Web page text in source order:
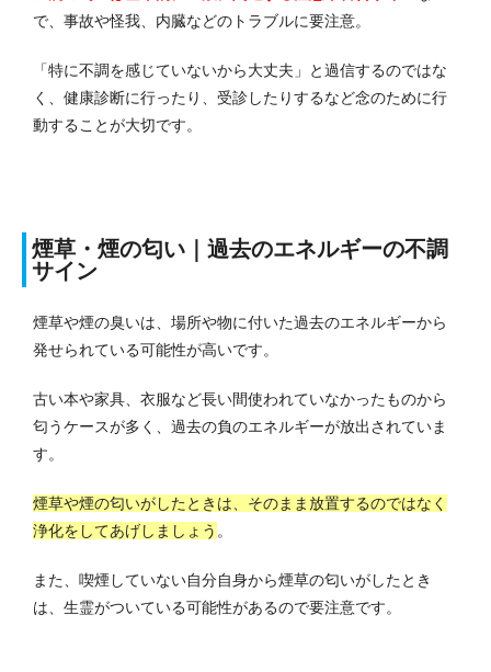
で、事故や怪我、内臓などのトラブルに要注意。
「特に不調を感じていないから大丈夫」と過信するのではな
く、健康診断に行ったり、受診したりするなど念のために行
動することが大切です。
煙草・煙の匂い｜過去のエネルギーの不調
サイン
煙草や煙の臭いは、場所や物に付いた過去のエネルギーから
発せられている可能性が高いです。
古い本や家具、衣服など長い間使われていなかったものから
匂うケースが多く、過去の負のエネルギーが放出されていま
す。
煙草や煙の匂いがしたときは、そのまま放置するのではなく
浄化をしてあげしましょう 。
また、喫煙していない自分自身から煙草の匂いがしたとき
は、生霊がついている可能性があるので要注意です。